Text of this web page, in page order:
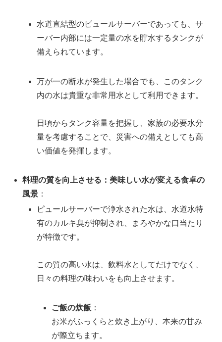
水道直結型のピュールサーバーであっても、サ
ーバー内部には一定量の水を貯水するタンクが
備えられています。
万が一の断水が発生した場合でも、このタンク
内の水は貴重な非常用水として利用できます。
日頃からタンク容量を把握し、家族の必要水分
量を考慮することで、災害への備えとしても高
い価値を発揮します。
料理の質を向上させる：美味しい水が変える食卓の
風景 ：
ピュールサーバーで浄水された水は、水道水特
有のカルキ臭が抑制され、まろやかな口当たり
が特徴です。
この質の高い水は、飲料水としてだけでなく、
日々の料理の味わいをも向上させます。
ご飯の炊飯 ：
お米がふっくらと炊き上がり、本来の甘み
が際立ちます。